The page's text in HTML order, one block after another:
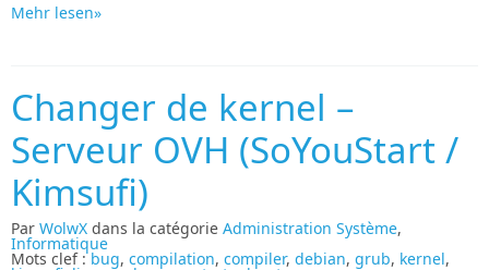
Mehr lesen»
Changer de kernel –
Serveur OVH (SoYouStart /
Kimsufi)
Par WolwX dans la catégorie Administration Système,
Informatique
Mots clef :bug, compilation, compiler, debian, grub, kernel,